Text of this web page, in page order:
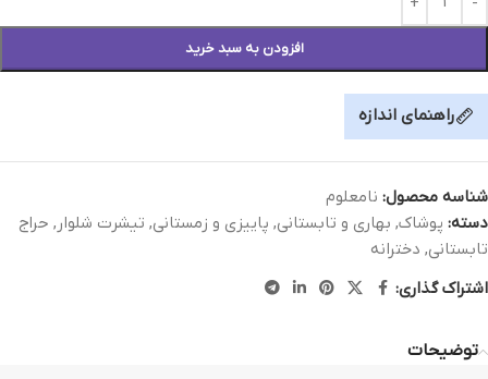
افزودن به سبد خرید
راهنمای اندازه
شناسه محصول: نامعلوم
دسته: پوشاک, بهاری و تابستانی, پاییزی و زمستانی, تیشرت شلوار , حراج
تابستانی, دخترانه
اشتراک گذاری:
توضیحات